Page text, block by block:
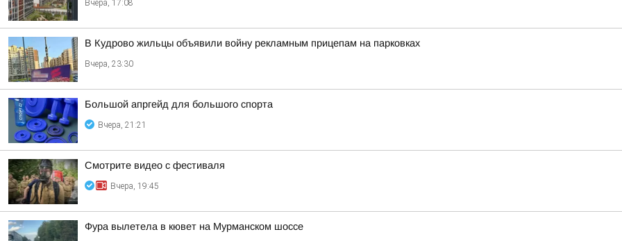
Вчера, 17:08
В Кудрово жильцы объявили войну рекламным прицепам на парковках
Вчера, 23:30
Большой апргейд для большого спорта
Вчера, 21:21
Смотрите видео с фестиваля
Вчера, 19:45
Фура вылетела в кювет на Мурманском шоссе